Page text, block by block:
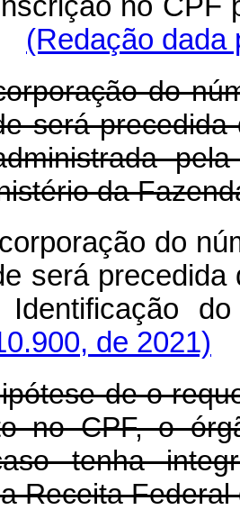
(Redação dada
do
será
da
do
será
Identificação
de 2021)
de o
no CPF, o
tenha
Receita